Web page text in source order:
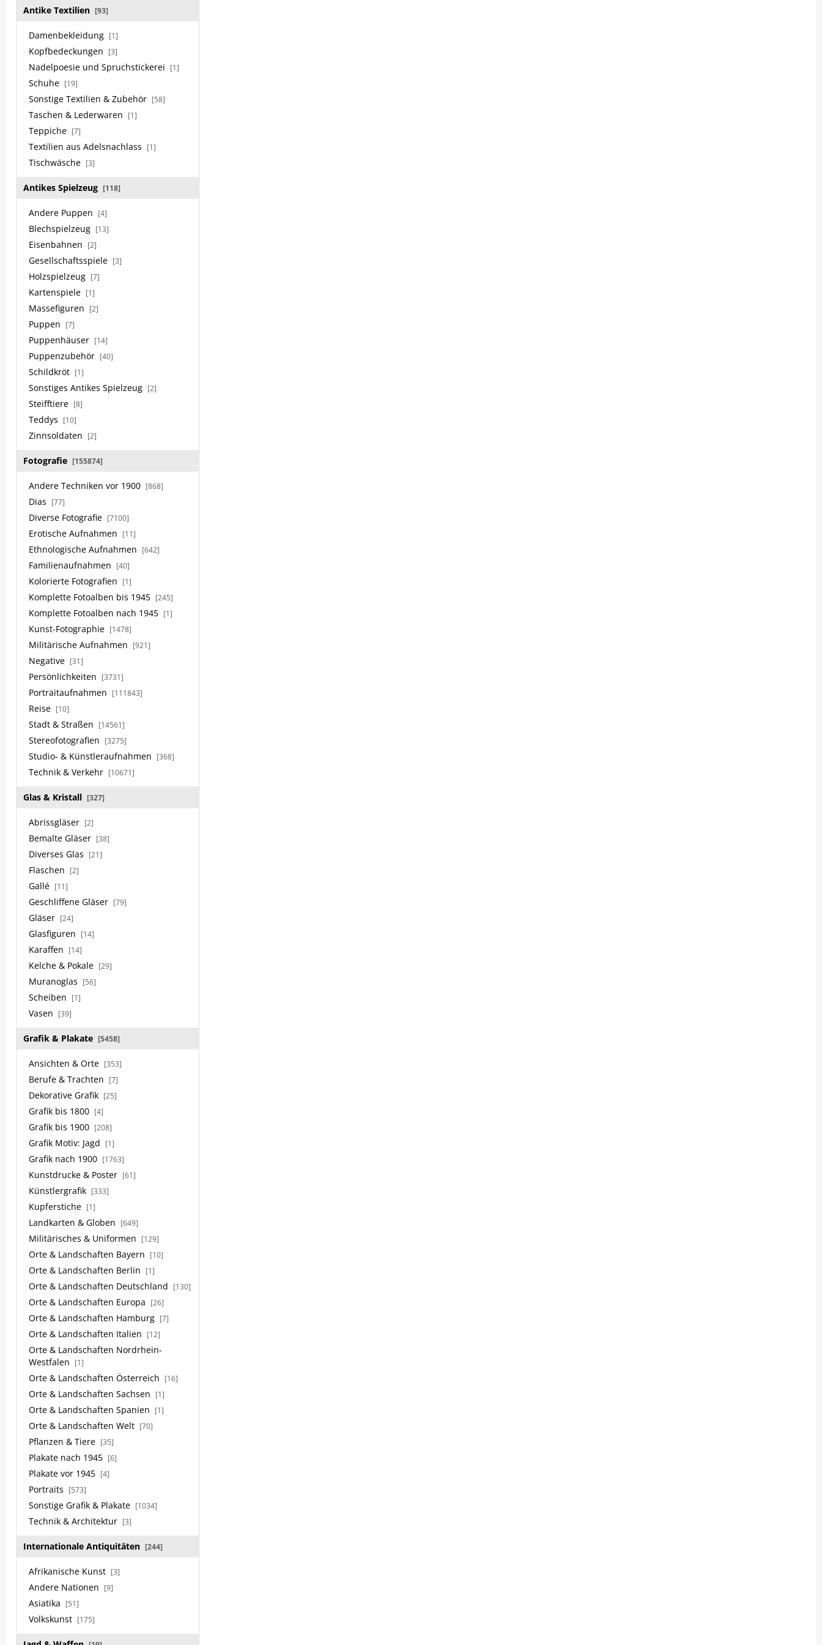
Antike Textilien [93]
Damenbekleidung [1]
Kopfbedeckungen [3]
Nadelpoesie und Spruchstickerei [1]
Schuhe [19]
Sonstige Textilien & Zubehör [58]
Taschen & Lederwaren [1]
Teppiche [7]
Textilien aus Adelsnachlass [1]
Tischwäsche [3]
Antikes Spielzeug [118]
Andere Puppen [4]
Blechspielzeug [13]
Eisenbahnen [2]
Gesellschaftsspiele [3]
Holzspielzeug [7]
Kartenspiele [1]
Massefiguren [2]
Puppen [7]
Puppenhäuser [14]
Puppenzubehör [40]
Schildkröt [1]
Sonstiges Antikes Spielzeug [2]
Steifftiere [8]
Teddys [10]
Zinnsoldaten [2]
Fotografie [155874]
Andere Techniken vor 1900 [868]
Dias [77]
Diverse Fotografie [7100]
Erotische Aufnahmen [11]
Ethnologische Aufnahmen [642]
Familienaufnahmen [40]
Kolorierte Fotografien [1]
Komplette Fotoalben bis 1945 [245]
Komplette Fotoalben nach 1945 [1]
Kunst-Fotographie [1478]
Militärische Aufnahmen [921]
Negative [31]
Persönlichkeiten [3731]
Portraitaufnahmen [111843]
Reise [10]
Stadt & Straßen [14561]
Stereofotografien [3275]
Studio- & Künstleraufnahmen [368]
Technik & Verkehr [10671]
Glas & Kristall [327]
Abrissgläser [2]
Bemalte Gläser [38]
Diverses Glas [21]
Flaschen [2]
Gallé [11]
Geschliffene Gläser [79]
Gläser [24]
Glasfiguren [14]
Karaffen [14]
Kelche & Pokale [29]
Muranoglas [56]
Scheiben [1]
Vasen [39]
Grafik & Plakate [5458]
Ansichten & Orte [353]
Berufe & Trachten [7]
Dekorative Grafik [25]
Grafik bis 1800 [4]
Grafik bis 1900 [208]
Grafik Motiv: Jagd [1]
Grafik nach 1900 [1763]
Kunstdrucke & Poster [61]
Künstlergrafik [333]
Kupferstiche [1]
Landkarten & Globen [649]
Militärisches & Uniformen [129]
Orte & Landschaften Bayern [10]
Orte & Landschaften Berlin [1]
Orte & Landschaften Deutschland [130]
Orte & Landschaften Europa [26]
Orte & Landschaften Hamburg [7]
Orte & Landschaften Italien [12]
Orte & Landschaften Nordrhein-
Westfalen
[1]
Orte & Landschaften Österreich [16]
Orte & Landschaften Sachsen [1]
Orte & Landschaften Spanien [1]
Orte & Landschaften Welt [70]
Pflanzen & Tiere [35]
Plakate nach 1945 [6]
Plakate vor 1945 [4]
Portraits [573]
Sonstige Grafik & Plakate [1034]
Technik & Architektur [3]
Internationale Antiquitäten [244]
Afrikanische Kunst [3]
Andere Nationen [9]
Asiatika [51]
Volkskunst [175]